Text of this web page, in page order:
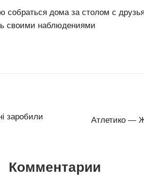
дома за столом с
своими наблюдениями
заробили
Атлетико —
Комментарии